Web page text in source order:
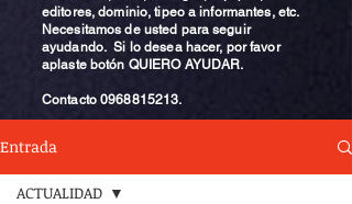
editores, dominio, tipeo a informantes, etc.
Necesitamos de usted para seguir
ayudando. Si lo desea hacer, por favor
aplaste botón QUIERO AYUDAR.
Contacto0968815213.
Entrada
ACTUALIDAD